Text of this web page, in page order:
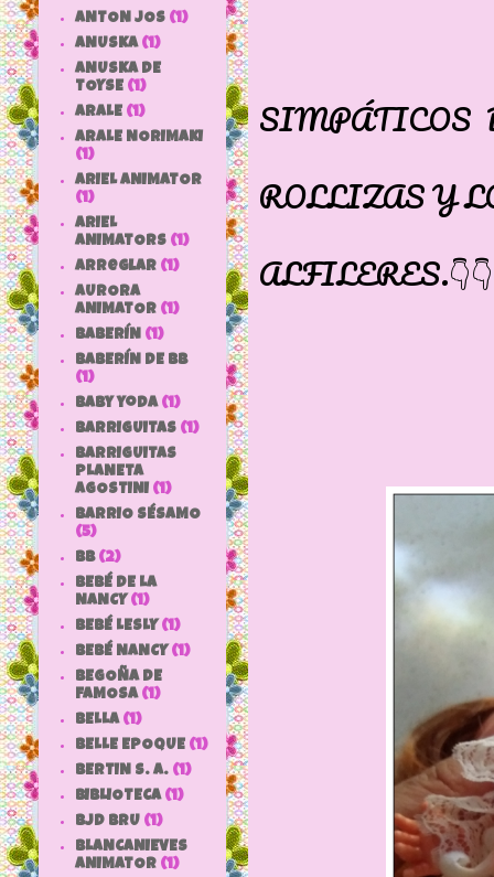
SIMPÁTICOS
ROLLIZAS Y
ANTON JOS (1)
ANUSKA (1)
ANUSKA DE
TOYSE (1)
ARALE (1)
ARALE NORIMAKI
(1)
ARIEL ANIMATOR
(1)
ARIEL
ANIMATORS (1)
arreglar (1)
AURORA
ANIMATOR (1)
BABERÍN (1)
BABERÍN DE BB
(1)
baby yoda (1)
BARRIGUITAS (1)
BARRIGUITAS
PLANETA
AGOSTINI (1)
BARRIO SÉSAMO
(5)
bb (2)
BEBÉ DE LA
NANCY (1)
BEBÉ LESLY (1)
BEBÉ NANCY (1)
BEGOÑA DE
FAMOSA (1)
BELLA (1)
BELLE EPOQUE (1)
BERTIN S. A. (1)
BIBLIOTECA (1)
BJD BRU (1)
BLANCANIEVES
ANIMATOR (1)